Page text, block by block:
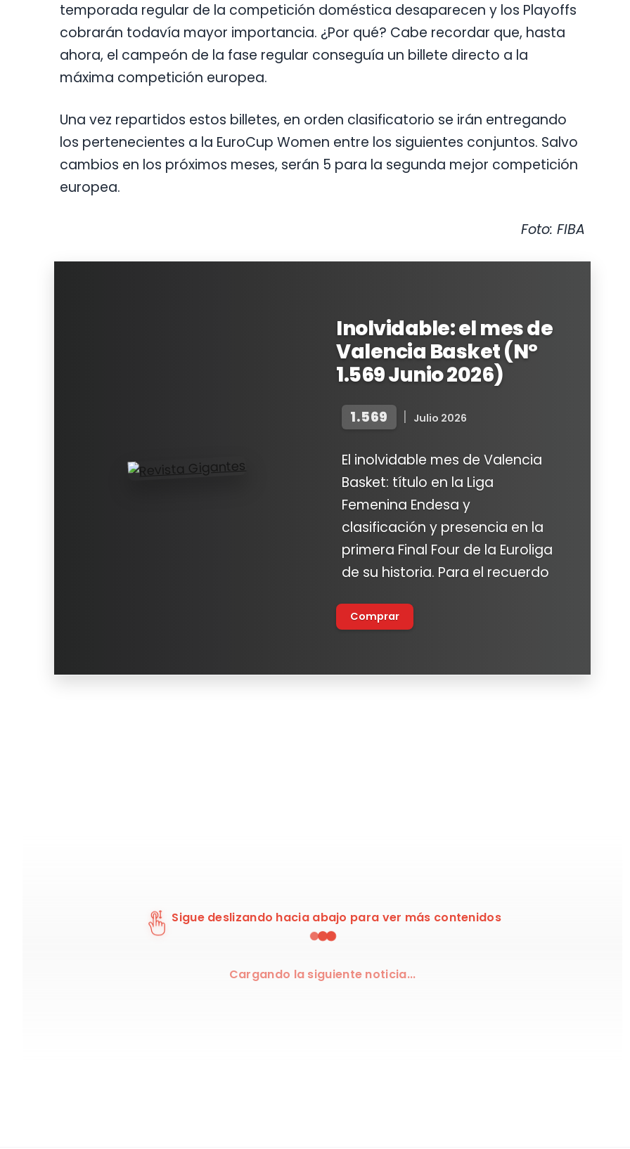
temporada regular de la competición doméstica desaparecen y los Playoffs
cobrarán todavía mayor importancia. ¿Por qué? Cabe recordar que, hasta
ahora, el campeón de la fase regular conseguía un billete directo a la
máxima competición europea.
Una vez repartidos estos billetes, en orden clasificatorio se irán entregando
los pertenecientes a la EuroCup Women entre los siguientes conjuntos. Salvo
cambios en los próximos meses, serán 5 para la segunda mejor competición
europea.
Foto: FIBA
Inolvidable: el mes de
Valencia Basket (Nº
1.569 Junio 2026)
1.569 Julio 2026
El inolvidable mes de Valencia
Basket: título en la Liga
Femenina Endesa y
clasificación y presencia en la
primera Final Four de la Euroliga
de su historia. Para el recuerdo
Comprar
Sigue deslizando hacia abajo para ver más contenidos
Cargando la siguiente noticia...